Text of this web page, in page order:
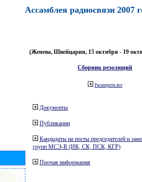
Ассамблея радиосвязи 2007
(Женева, Швейцария, 15 октября - 19
Сборник резолюций
Расширить все
Документы
Публикации
Кандидаты на посты председателей и
групп МСЭ-R (ИК, СК, ПСК, КГР)
Прочая информация